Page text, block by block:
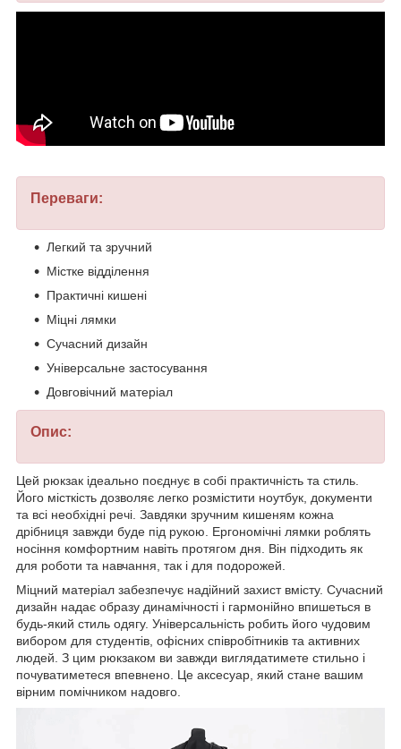
Переваги:
Легкий та зручний
Містке відділення
Практичні кишені
Міцні лямки
Сучасний дизайн
Універсальне застосування
Довговічний матеріал
Опис:
Цей рюкзак ідеально поєднує в собі практичність та стиль.
Його місткість дозволяє легко розмістити ноутбук, документи
та всі необхідні речі. Завдяки зручним кишеням кожна
дрібниця завжди буде під рукою. Ергономічні лямки роблять
носіння комфортним навіть протягом дня. Він підходить як
для роботи та навчання, так і для подорожей.
Міцний матеріал забезпечує надійний захист вмісту. Сучасний
дизайн надає образу динамічності і гармонійно впишеться в
будь-який стиль одягу. Універсальність робить його чудовим
вибором для студентів, офісних співробітників та активних
людей. З цим рюкзаком ви завжди виглядатимете стильно і
почуватиметеся впевнено. Це аксесуар, який стане вашим
вірним помічником надовго.